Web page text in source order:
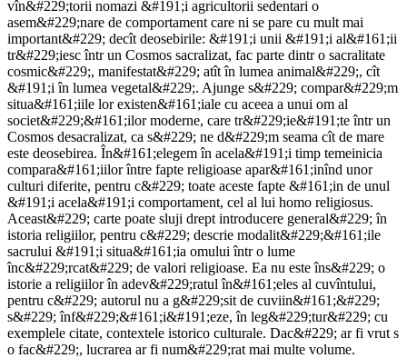
vîn&#229;torii nomazi &#191;i agricultorii sedentari o
asem&#229;nare de comportament care ni se pare cu mult mai
important&#229; decît deosebirile: &#191;i unii &#191;i al&#161;ii
tr&#229;iesc într un Cosmos sacralizat, fac parte dintr o sacralitate
cosmic&#229;, manifestat&#229; atît în lumea animal&#229;, cît
&#191;i în lumea vegetal&#229;. Ajunge s&#229; compar&#229;m
situa&#161;iile lor existen&#161;iale cu aceea a unui om al
societ&#229;&#161;ilor moderne, care tr&#229;ie&#191;te într un
Cosmos desacralizat, ca s&#229; ne d&#229;m seama cît de mare
este deosebirea. În&#161;elegem în acela&#191;i timp temeinicia
compara&#161;iilor între fapte religioase apar&#161;inînd unor
culturi diferite, pentru c&#229; toate aceste fapte &#161;in de unul
&#191;i acela&#191;i comportament, cel al lui homo religiosus.
Aceast&#229; carte poate sluji drept introducere general&#229; în
istoria religiilor, pentru c&#229; descrie modalit&#229;&#161;ile
sacrului &#191;i situa&#161;ia omului într o lume
înc&#229;rcat&#229; de valori religioase. Ea nu este îns&#229; o
istorie a religiilor în adev&#229;ratul în&#161;eles al cuvîntului,
pentru c&#229; autorul nu a g&#229;sit de cuviin&#161;&#229;
s&#229; înf&#229;&#161;i&#191;eze, în leg&#229;tur&#229; cu
exemplele citate, contextele istorico culturale. Dac&#229; ar fi vrut s
o fac&#229;, lucrarea ar fi num&#229;rat mai multe volume.